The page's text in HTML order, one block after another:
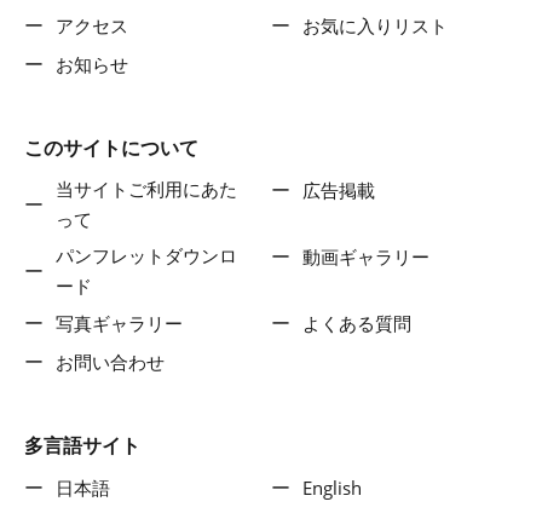
アクセス
お気に入りリスト
お知らせ
このサイトについて
当サイトご利用にあた
って
広告掲載
パンフレットダウンロ
ード
動画ギャラリー
写真ギャラリー
よくある質問
お問い合わせ
多言語サイト
日本語
English